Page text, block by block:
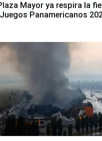
Mayor ya respira la
Panamericanos